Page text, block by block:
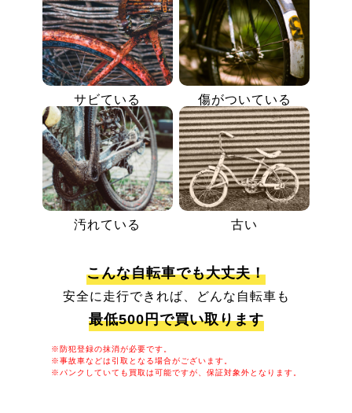
サビている 傷がついている
汚れている 古い
こんな自転車でも大丈夫！
安全に走行できれば、どんな自転車も
最低500円で買い取ります
※防犯登録の抹消が必要です。
※事故車などは引取となる場合がございます。
※パンクしていても買取は可能ですが、保証対象外となります。